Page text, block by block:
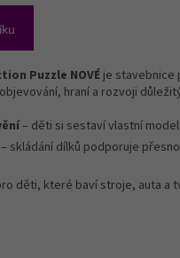
Puzzle NOVÉje stavebnice
hraní a rozvoji
– děti si sestaví vlastní
– skládání dílků podporuje
děti, které baví stroje, auta a